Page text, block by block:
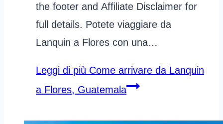
the footer and Affiliate Disclaimer for
full details. Potete viaggiare da
Lanquin a Flores con una…
Leggi di più Come arrivare da Lanquin
a Flores, Guatemala